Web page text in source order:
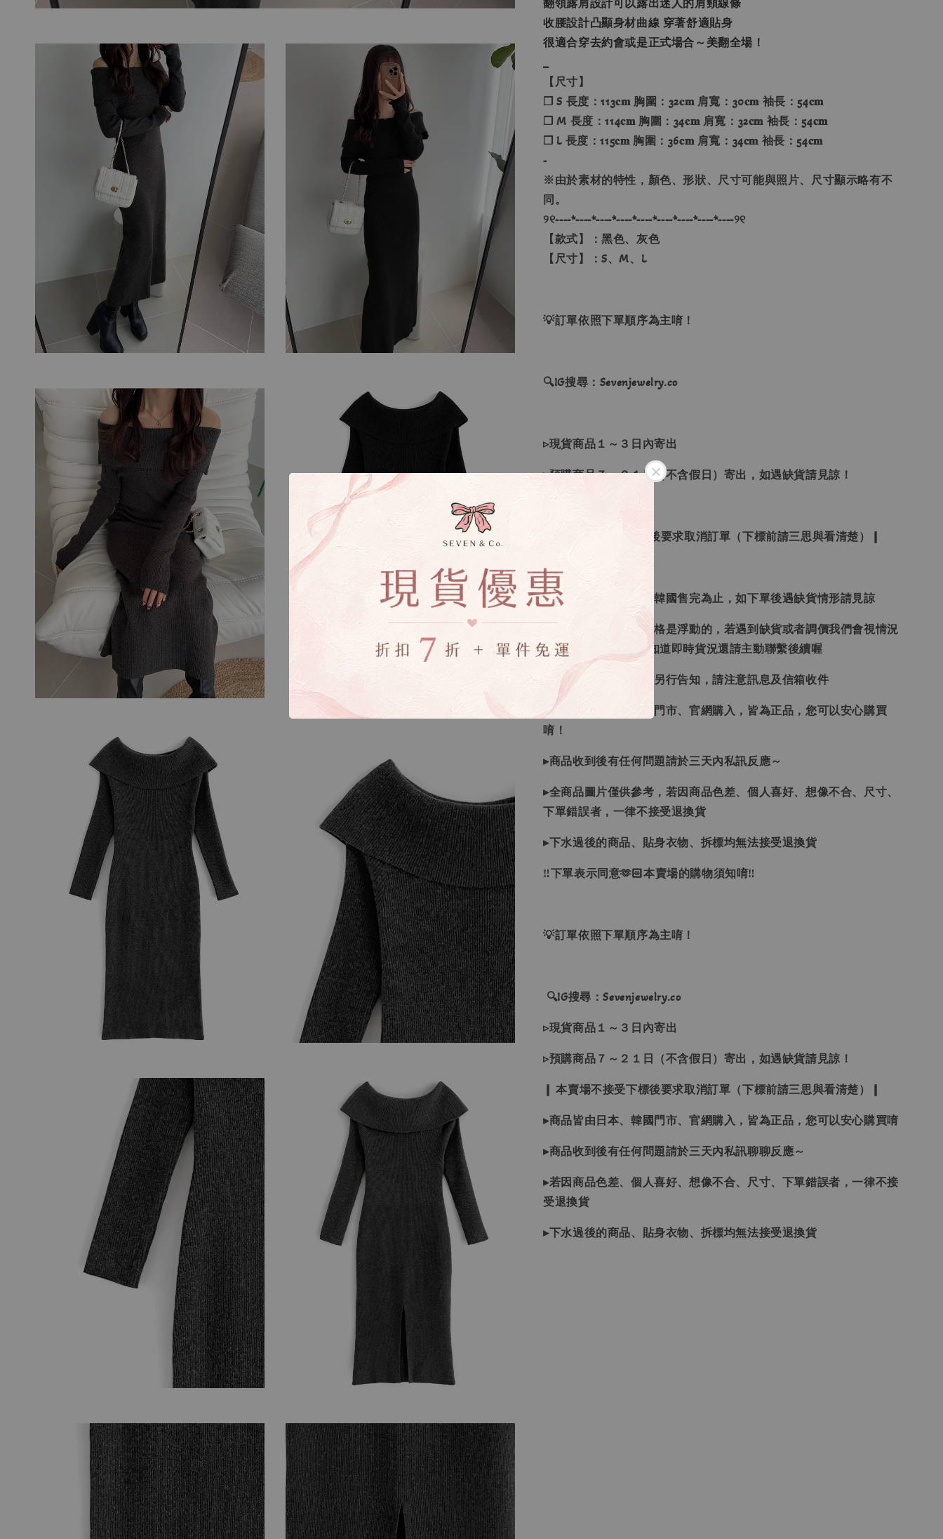
翻領露肩設計可以露出迷人的肩頸線條
收腰設計凸顯身材曲線 穿著舒適貼身
很適合穿去約會或是正式場合～美翻全場！
【尺寸】
❐ S 長度：113𝐜𝐦 胸圍：32𝐜𝐦 肩寬：30𝐜𝐦 袖長：54𝐜𝐦
❐ M 長度：114𝐜𝐦 胸圍：34𝐜𝐦 肩寬：32𝐜𝐦 袖長：54𝐜𝐦
❐ L 長度：115𝐜𝐦 胸圍：36𝐜𝐦 肩寬：34𝐜𝐦 袖長：54𝐜𝐦
-
※由於素材的特性，顏色、形狀、尺寸可能與照片、尺寸顯示略有不
同。
୨୧----*----*----*----*----*----*----*----*----୨୧
【款式】：黑色、灰色
【尺寸】：S、M、L
💡訂單依照下單順序為主唷！
🔍IG搜尋：Sevenjewelry.co
▹現貨商品１～３日內寄出
▹預購商品７～２１日（不含假日）寄出，如遇缺貨請見諒！
❙ 本賣場不接受下標後要求取消訂單（下標前請三思與看清楚）❙
▸所有商品皆以日本、韓國售完為止，如下單後遇缺貨情形請見諒
▸因日本商品貨況和價格是浮動的，若遇到缺貨或者調價我們會視情況
等待下單，若您想要知道即時貨況還請主動聯繫後續喔
▸如遇缺斷貨情形會再另行告知，請注意訊息及信箱收件
▸商品皆由日本、韓國門市、官網購入，皆為正品，您可以安心購買
唷！
▸商品收到後有任何問題請於三天內私訊反應～
▸全商品圖片僅供參考，若因商品色差、個人喜好、想像不合、尺寸、
下單錯誤者，一律不接受退換貨
▸下水過後的商品、貼身衣物、拆標均無法接受退換貨
‼下單表示同意🫶🏻本賣場的購物須知唷‼
💡訂單依照下單順序為主唷！
🔍IG搜尋：Sevenjewelry.co
▹現貨商品１～３日內寄出
▹預購商品７～２１日（不含假日）寄出，如遇缺貨請見諒！
❙ 本賣場不接受下標後要求取消訂單（下標前請三思與看清楚）❙
▸商品皆由日本、韓國門市、官網購入，皆為正品，您可以安心購買唷
▸商品收到後有任何問題請於三天內私訊聊聊反應～
▸若因商品色差、個人喜好、想像不合、尺寸、下單錯誤者，一律不接
受退換貨
▸下水過後的商品、貼身衣物、拆標均無法接受退換貨